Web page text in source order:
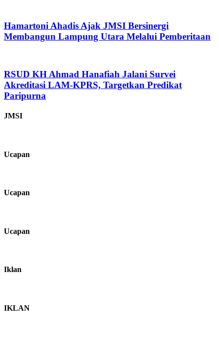
Hamartoni Ahadis Ajak JMSI Bersinergi
Membangun Lampung Utara Melalui Pemberitaan
RSUD KH Ahmad Hanafiah Jalani Survei
Akreditasi LAM-KPRS, Targetkan Predikat
Paripurna
JMSI
Ucapan
Ucapan
Ucapan
Iklan
IKLAN